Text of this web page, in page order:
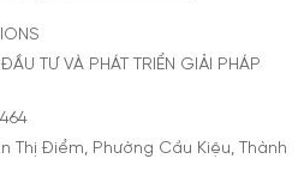
TƯ VÀ PHÁT TRIỂN GIẢI PHÁP
Điểm, Phường Cầu Kiệu, Thành